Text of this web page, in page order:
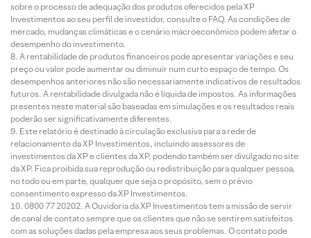
sobre o processo de adequação dos produtos oferecidos pela XP
Investimentos ao seu perfil de investidor, consulte o FAQ. As condições de
mercado, mudanças climáticas e o cenário macroeconômico podem afetar o
desempenho do investimento.
A rentabilidade de produtos financeiros pode apresentar variações e seu
preço ou valor pode aumentar ou diminuir num curto espaço de tempo. Os
desempenhos anteriores não são necessariamente indicativos de resultados
futuros. A rentabilidade divulgada não é líquida de impostos. As informações
presentes neste material são baseadas em simulações e os resultados reais
poderão ser significativamente diferentes.
Este relatório é destinado à circulação exclusiva para a rede de
relacionamento da XP Investimentos, incluindo assessores de
investimentos da XP e clientes da XP, podendo também ser divulgado no site
da XP. Fica proibida sua reprodução ou redistribuição para qualquer pessoa,
no todo ou em parte, qualquer que seja o propósito, sem o prévio
consentimento expresso da XP Investimentos.
0800 77 20202. A Ouvidoria da XP Investimentos tem a missão de servir
de canal de contato sempre que os clientes que não se sentirem satisfeitos
com as soluções dadas pela empresa aos seus problemas. O contato pode